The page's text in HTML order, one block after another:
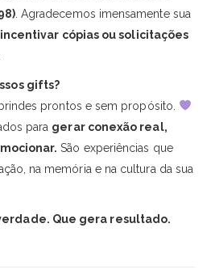
. Agradecemos imensamente sua
cópias ou solicitações
gifts?
prontos e sem propósito.
para gerar conexão real,
São experiências que
na memória e na cultura da sua
Que gera resultado.